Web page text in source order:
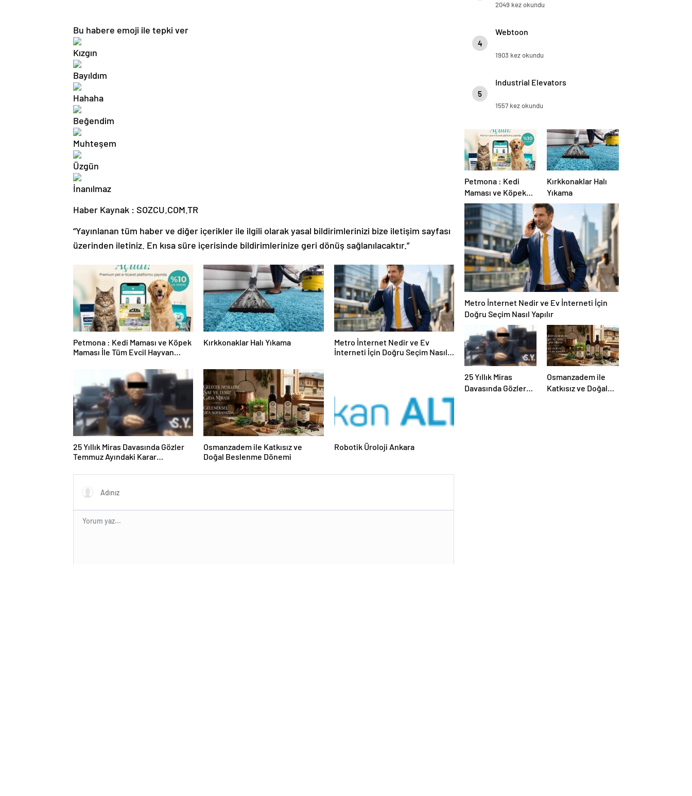
Bu habere emoji ile tepki ver
Haber Kaynak : SOZCU.COM.TR
“Yayınlanan tüm haber ve diğer içerikler ile ilgili olarak yasal bildirimlerinizi bize iletişim sayfası
üzerinden iletiniz. En kısa süre içerisinde bildirimlerinize geri dönüş sağlanılacaktır.”
Petmona : Kedi Maması ve Köpek
Maması İle Tüm Evcil Hayvan
Kırkkonaklar Halı Yıkama
Metro İnternet Nedir ve Ev
İnterneti İçin Doğru Seçim Nasıl
25 Yıllık Miras Davasında Gözler
Temmuz Ayındaki Karar
Osmanzadem ile Katkısız ve
Doğal Beslenme Dönemi
Robotik Üroloji Ankara
2049 kez okundu
4
Webtoon
1903 kez okundu
5
Industrial Elevators
1557 kez okundu
Petmona : Kedi
Maması ve Köpek
Maması İle Tüm
Evcil Hayvan
Ürünleri
Kırkkonaklar Halı
Yıkama
Metro İnternet Nedir ve Ev İnterneti İçin
Doğru Seçim Nasıl Yapılır
25 Yıllık Miras
Davasında Gözler
Osmanzadem ile
Katkısız ve Doğal